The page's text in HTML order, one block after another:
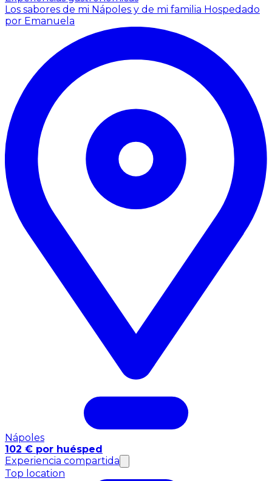
Los sabores de mi Nápoles y de mi familia Hospedado
por Emanuela
Nápoles
102 € por huésped
Experiencia compartida
Top location